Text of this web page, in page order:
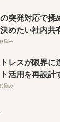
突発対応で揉
めたい社内共
悩み
レスが限界に
活用を再設計
悩み